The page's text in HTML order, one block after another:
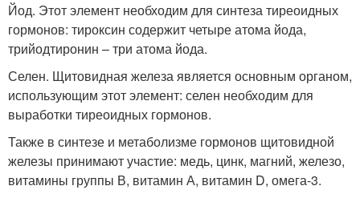
Йод. Этот элемент необходим для синтеза тиреоидных
гормонов: тироксин содержит четыре атома йода,
трийодтиронин – три атома йода.
Селен. Щитовидная железа является основным органом,
использующим этот элемент: селен необходим для
выработки тиреоидных гормонов.
Также в синтезе и метаболизме гормонов щитовидной
железы принимают участие: медь, цинк, магний, железо,
витамины группы В, витамин А, витамин D, омега-3.